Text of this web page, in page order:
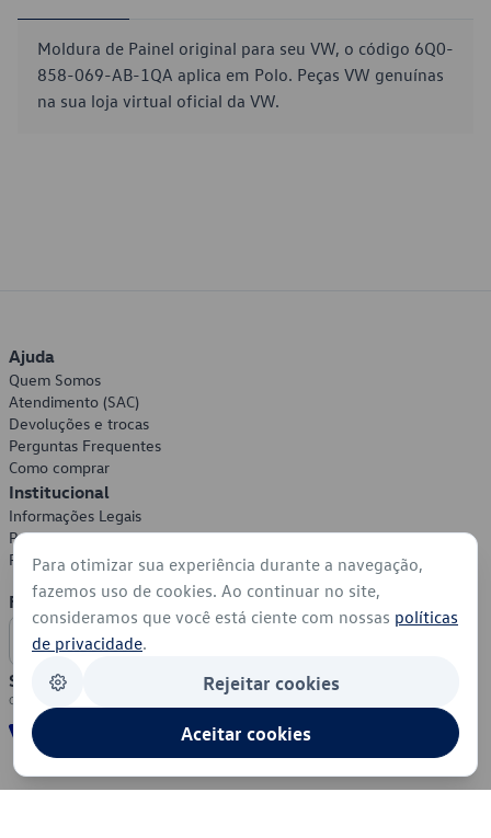
Moldura de Painel original para seu VW, o código 6Q0-
858-069-AB-1QA aplica em Polo. Peças VW genuínas
na sua loja virtual oficial da VW.
Ajuda
Quem Somos
Atendimento (SAC)
Devoluções e trocas
Perguntas Frequentes
Como comprar
Institucional
Informações Legais
Política de Privacidade
Política de Cookies
Formas de Pagamento
Segurança
Para otimizar sua experiência durante a navegação,
fazemos uso de cookies. Ao continuar no site,
consideramos que você está ciente com nossas políticas
de privacidade.
Rejeitar cookies
Aceitar cookies